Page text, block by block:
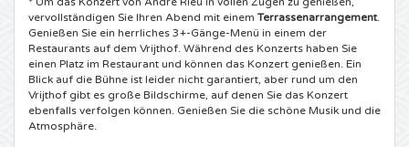
Oscar and the Wolf tickets
Red Hot Chili Peppers Karten
Bryan Adams Karten
Breda Live Karten
7th Sunday Festival Karten
Harmony of Hardcore Karten
Qapital Karten
Hardwell Karten
X-Qlusive Holland Karten
vervollständigen Sie Ihren Abend mit einem Terrassenarrangement.
Genießen Sie ein herrliches 3+-Gänge-Menü in einem der
Restaurants auf dem Vrijthof. Während des Konzerts haben Sie
einen Platz im Restaurant und können das Konzert genießen. Ein
Blick auf die Bühne ist leider nicht garantiert, aber rund um den
Vrijthof gibt es große Bildschirme, auf denen Sie das Konzert
ebenfalls verfolgen können. Genießen Sie die schöne Musik und die
Atmosphäre.